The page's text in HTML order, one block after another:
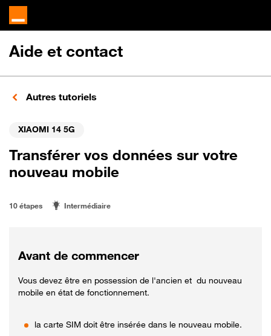
Aide et contact
Autres tutoriels
XIAOMI 14 5G
Transférer vos données sur votre
nouveau mobile
10 étapes Intermédiaire
Avant de commencer
Vous devez être en possession de l'ancien et du nouveau
mobile en état de fonctionnement.
la carte SIM doit être insérée dans le nouveau mobile.